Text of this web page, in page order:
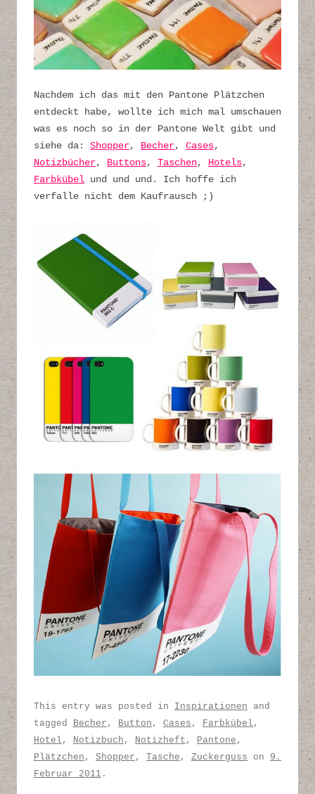
Nachdem ich das mit den Pantone Plätzchen
entdeckt habe, wollte ich mich mal umschauen
was es noch so in der Pantone Welt gibt und
siehe da: Shopper, Becher, Cases,
Notizbücher, Buttons, Taschen, Hotels,
Farbkübel und und und. Ich hoffe ich
verfalle nicht dem Kaufrausch ;)
This entry was posted in Inspirationen and
tagged Becher , Button , Cases , Farbkübel ,
Hotel , Notizbuch , Notizheft , Pantone ,
Plätzchen , Shopper , Tasche , Zuckerguss on 9.
Februar 2011 .